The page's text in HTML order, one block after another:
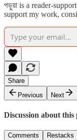
পড়ুয়া is a reader-
support my work,
Share
Previous
Next
Discussion about this
Comments Restacks